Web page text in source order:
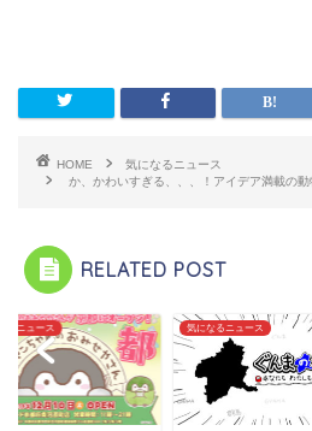
HOME
気になるニュース
か、かわいすぎる、、、！アイデア満載の動
RELATED POST
るニュース 気になるニュース